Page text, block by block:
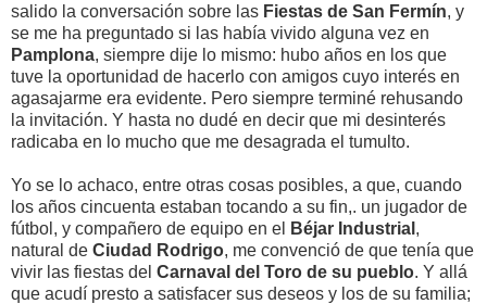
salido la conversación sobre las Fiestas de San Fermín, y
se me ha preguntado si las había vivido alguna vez en
Pamplona, siempre dije lo mismo: hubo años en los que
tuve la oportunidad de hacerlo con amigos cuyo interés en
agasajarme era evidente. Pero siempre terminé rehusando
la invitación. Y hasta no dudé en decir que mi desinterés
radicaba en lo mucho que me desagrada el tumulto.
Yo se lo achaco, entre otras cosas posibles, a que, cuando
los años cincuenta estaban tocando a su fin,. un jugador de
fútbol, y compañero de equipo en el
Béjar Industrial ,
natural de Ciudad Rodrigo, me convenció de que tenía que
vivir las fiestas del Carnaval del Toro de su pueblo. Y allá
que acudí presto a satisfacer sus deseos y los de su familia;